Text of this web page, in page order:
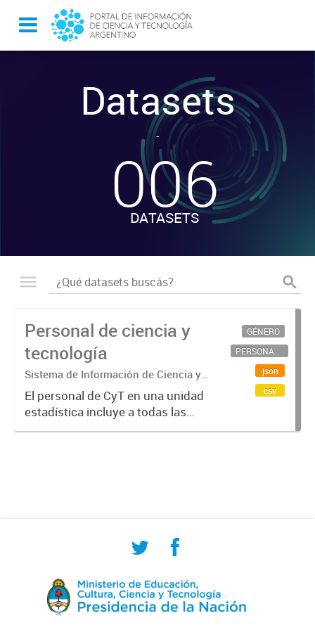
Datasets
-
006
DATASETS
Personal de ciencia y
tecnología
Sistema de Información de Ciencia y
Tecnología Argentino (SICYTAR)
El personal de CyT en una unidad
estadística incluye a todas las
personas involucradas
GÉNERO
PERSONAL CIENTÍFICO-TECNOLÓGICO
json
csv